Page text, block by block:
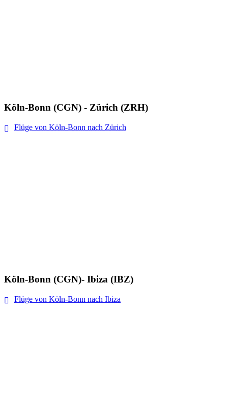
Köln-Bonn (CGN) - Zürich (ZRH)
Flüge von Köln-Bonn nach Zürich
Köln-Bonn (CGN)- Ibiza (IBZ)
Flüge von Köln-Bonn nach Ibiza